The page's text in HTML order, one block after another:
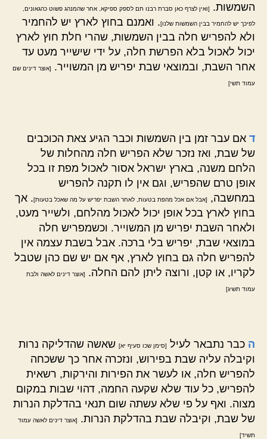
השמשות.
[ואין לצרף כאן סברת רבנו תם לספק ספיקא, אחר שהמנהג פשוט כהגאונים,
לפיכך יש להחמיר בבין השמשות שלנו]. ואמנם בחוץ לארץ יש להחמיר
ולא להפריש חלה בבין השמשות, שהרי חלת חוץ לארץ
יכול לאכול בלא הפרשת חלה, על ידי שישייר מעט עד
אחר השבת, ובמוצאי שבת יפריש מן המשוייר.
[אוצר דינים שם
עמוד תשי]
ד אם עבר זמן בין השמשות וכבר הגיע צאת הכוכבים
של שבת, ואז נזכר שלא הפריש חלה מהחלות של
הלחם משנה, בארץ ישראל אסור לאכול מפת זו בכל
אופן טרם שהפריש, וגם אין לו תקנה להפריש
במחשבה,
[אבל אם אכל מהפת בטעות, לאחר השבת יפריש על מה שאכל בטעות]. אך
בחוץ לארץ בכל אופן יכול לאכול מהלחם, ולשייר מעט,
ולאחר השבת יפריש מן המשוייר. וכשמפריש חלה
במוצאי שבת, יפריש בלי ברכה. אבל בשבת עצמה אין
להפריש חלה גם בחוץ לארץ, אף אם יש שם כהן שטבל
לקריו, או קטן, ורוצה ליתן להם החלה.
[אוצר דינים לאשה ולבת
עמוד תשיג]
ה כבר נתבאר לעיל [סימן שכו סעיף יא] שאשה שהדליקה נרות
וקיבלה עליה שבת בפירוש, ונזכרה אחר כך ששכחה
להפריש חלה, או לעשר את הפירות והירקות, רשאית
להפריש, כל עוד שלא שקעה החמה, דהוי שבות במקום
מצוה. ואף על פי שלא עשתה שום תנאי בהדלקת הנרות
של שבת, וקיבלה שבת בהדלקת הנרות.
[אוצר דינים לאשה עמוד
תשיד]